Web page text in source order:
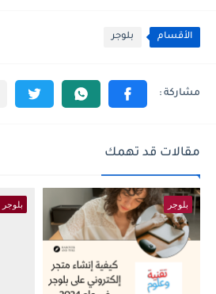
الأقسام بلوجر
مقالات قد تهمك
بلوجر بلوجر